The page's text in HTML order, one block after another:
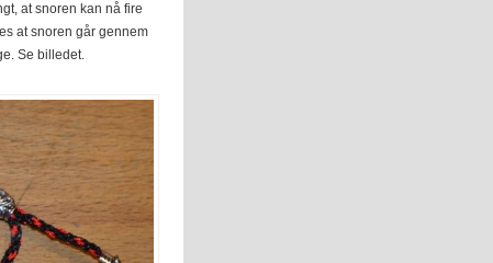
at snoren kan nå fire
at snoren går gennem
Se billedet.